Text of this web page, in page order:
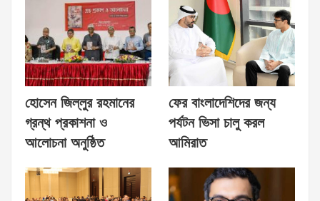
হোসেন জিল্লুর রহমানের
গ্রন্থ প্রকাশনা ও
আলোচনা অনুষ্ঠিত
ফের বাংলাদেশিদের জন্য
পর্যটন ভিসা চালু করল
আমিরাত